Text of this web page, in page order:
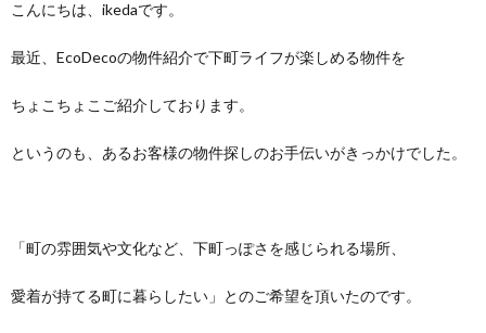
こんにちは、ikedaです。
最近、EcoDecoの物件紹介で下町ライフが楽しめる物件を
ちょこちょこご紹介しております。
というのも、あるお客様の物件探しのお手伝いがきっかけでした。
「町の雰囲気や文化など、下町っぽさを感じられる場所、
愛着が持てる町に暮らしたい」とのご希望を頂いたのです。